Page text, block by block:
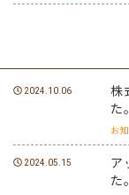
2024.10.06
株
た。
お
2024.05.15
ア
た。